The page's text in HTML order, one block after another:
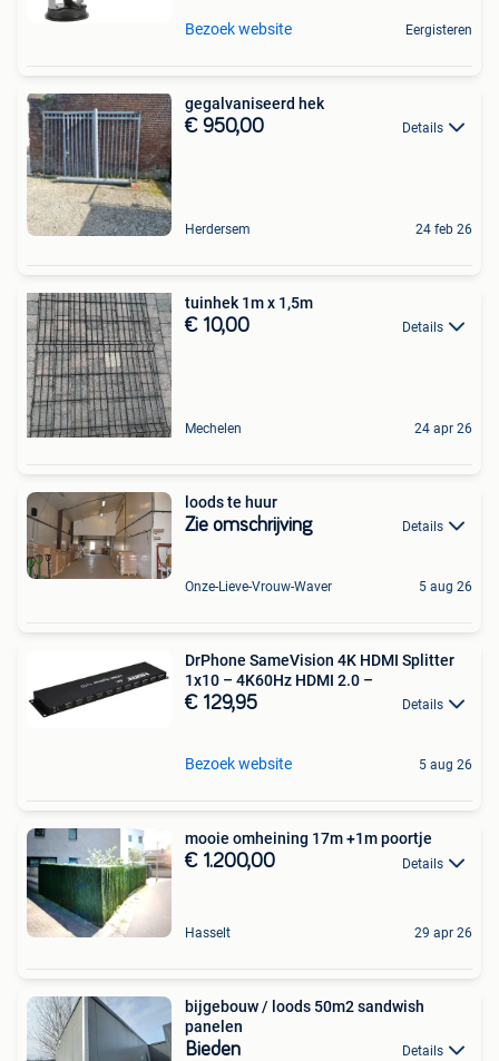
Bezoek website Eergisteren
gegalvaniseerd hek
€ 950,00 Details
Herdersem 24 feb 26
tuinhek 1m x 1,5m
€ 10,00 Details
Mechelen 24 apr 26
loods te huur
Zie omschrijving Details
Onze-Lieve-Vrouw-Waver 5 aug 26
DrPhone SameVision 4K HDMI Splitter
1x10 – 4K60Hz HDMI 2.0 –
€ 129,95 Details
Bezoek website 5 aug 26
mooie omheining 17m +1m poortje
€ 1.200,00 Details
Hasselt 29 apr 26
bijgebouw / loods 50m2 sandwish
panelen
Bieden Details